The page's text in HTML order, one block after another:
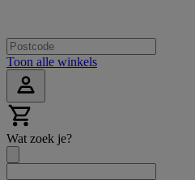
Toon alle winkels
Wat zoek je?